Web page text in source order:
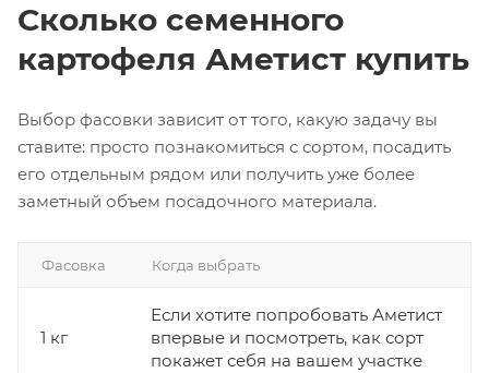
Сколько семенного
картофеля Аметист купить
Выбор фасовки зависит от того, какую задачу вы
ставите: просто познакомиться с сортом, посадить
его отдельным рядом или получить уже более
заметный объем посадочного материала.
Фасовка Когда выбрать
1 кг
Если хотите попробовать Аметист
впервые и посмотреть, как сорт
покажет себя на вашем участке